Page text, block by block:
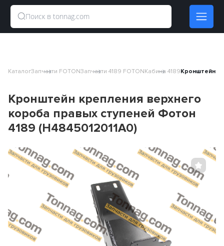
КаталогЗапчасти FOTONЗапчасти 4189 FOTONКабина 4189Кронштейн
Кронштейн крепления верхнего
короба правых ступеней Фотон
4189 (H4845012011A0)